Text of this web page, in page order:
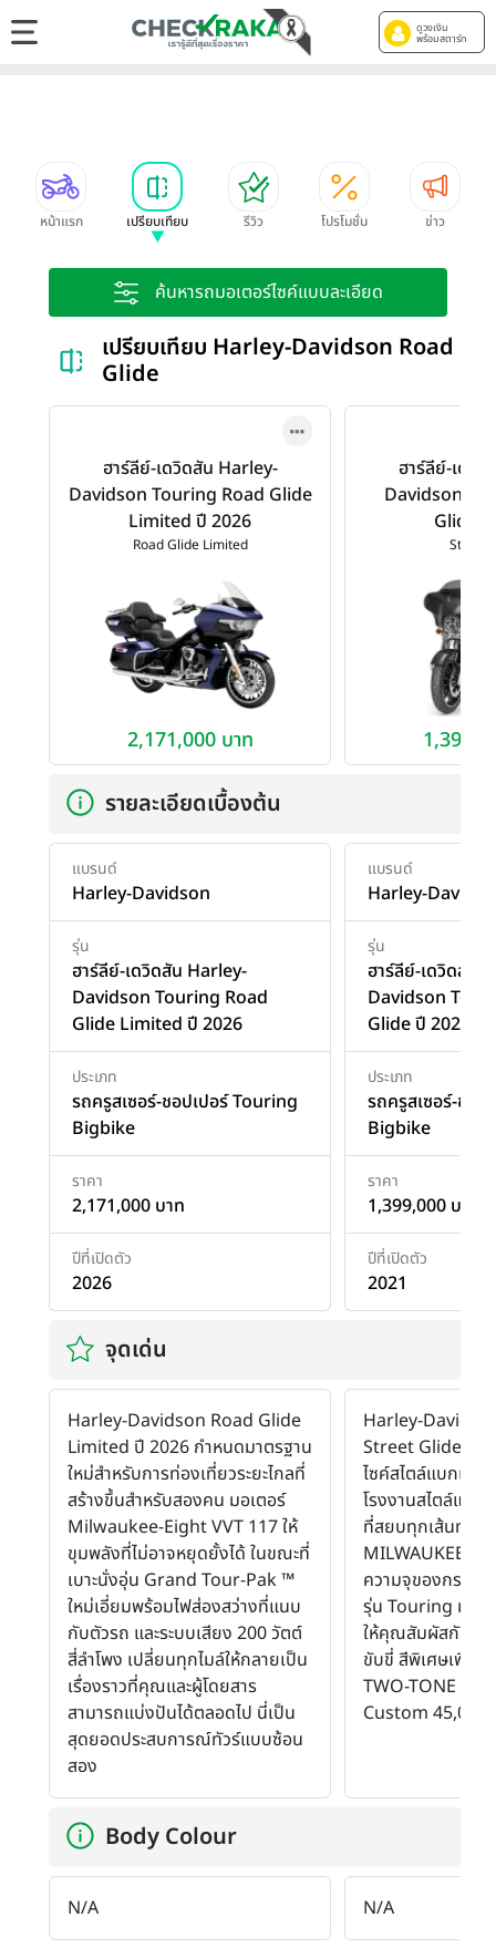
ดูวงเงิน
พร้อมสตาร์ท
หน้าแรก เปรียบเทียบ รีวิว โปรโมชั่น ข่าว
ค้นหารถมอเตอร์ไซค์แบบละเอียด
เปรียบเทียบ Harley-Davidson Road
Glide
ฮาร์ลีย์-เดวิดสัน Harley-
Davidson Touring Road Glide
Limited ปี 2026
Road Glide Limited
2,171,000 บาท
ฮาร์ลีย์-เดวิ
Davidson
Glide
Street
รายละเอียดเบื้องต้น
แบรนด์
Harley-Davidson
รุ่น
ฮาร์ลีย์-เดวิดสัน Harley-
Davidson Touring Road
Glide Limited ปี 2026
ประเภท
รถครูสเซอร์-ชอปเปอร์ Touring
Bigbike
ราคา
2,171,000 บาท
ปีที่เปิดตัว
2026
แบรนด์
Harley-
รุ่น
ฮาร์ลีย์-เดวิดสัน
Davidson
Glide ปี 2021
ประเภท
รถครูสเซอร์-ชอ
Bigbike
ราคา
1,399,000 บาท
ปีที่เปิดตัว
2021
จุดเด่น
Harley-Davidson Road Glide
Limited ปี 2026 กําหนดมาตรฐาน
ใหม่สําหรับการท่องเที่ยวระยะไกลที่
สร้างขึ้นสําหรับสองคน มอเตอร์
Milwaukee-Eight VVT 117 ให้
ขุมพลังที่ไม่อาจหยุดยั้งได้ ในขณะที่
เบาะนั่งอุ่น Grand Tour-Pak ™
ใหม่เอี่ยมพร้อมไฟส่องสว่างที่แนบ
กับตัวรถ และระบบเสียง 200 วัตต์
สี่ลําโพง เปลี่ยนทุกไมล์ให้กลายเป็น
เรื่องราวที่คุณและผู้โดยสาร
สามารถแบ่งปันได้ตลอดไป นี่เป็น
สุดยอดประสบการณ์ทัวร์แบบซ้อน
สอง
Harley-
Street Glide
ไซค์สไตล์แบกเก
โรงงานสไตล์แบล็
ที่สยบทุกเส้นทาง
MILWAUKEE-
ความจุของกระบ
รุ่น Touring มาต
ให้คุณสัมผัสกับสุด
ขับขี่ สีพิเศษเพิ่ม
TWO-TONE
Custom 45,000
Body Colour
N/A N/A